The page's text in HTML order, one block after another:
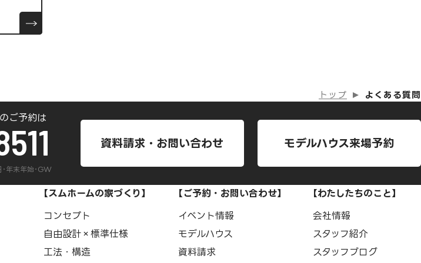
トップ よくある質問
ご予約は
年末年始･GW
資料請求・お問い合わせ モデルハウス来場予約
【スムホームの家づくり】
コンセプト
自由設計×標準仕様
工法・構造
【ご予約・お問い合わせ】
イベント情報
モデルハウス
資料請求
【わたしたちのこと】
会社情報
スタッフ紹介
スタッフブログ